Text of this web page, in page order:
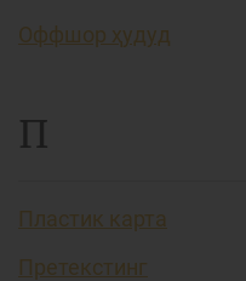
Оффшор ҳудуд
П
Пластик карта
Претекстинг